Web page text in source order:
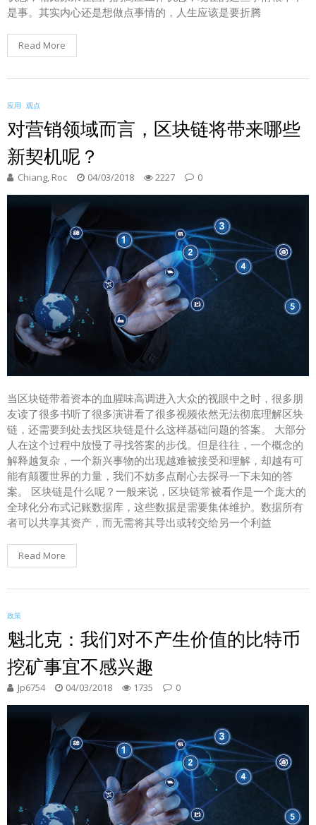
是事。其实内心还是想做点事情的，人生应该是要折腾
Read More
应用 观点
对营销领域而言，区块链将带来哪些
新契机呢？
Chiang, Roc 04/03/2018 2227 0
当区块链带着资本的血腥味高调进入大众的视眼中之时，很多朋
友读了很多书听了很多演讲看了很多视频依然无法彻底理解区块
链，还需要到处去找区块链是什么这样基础问题的答案。 大部分
人在这个过程中放慢了寻找答案的步伐。但是往往，一个概念的
解释越复杂，一个新兴事物的出现越难被接受和理解，却越有可
能有颠覆世界的力量，我们不妨多点耐心去探寻一下未知的答
案。 区块链是什么呢？一般来说，区块链常被看作是一个庞大的
全球化分布式记账数据库，这些数据是需要集体维护。数据所有
者可以共享其资产，而无需将其导出或转交给另一个利益
Read More
政策
魁北克：我们对不产生价值的比特币
挖矿事宜不感兴趣
Jp6754 04/03/2018 1735 0